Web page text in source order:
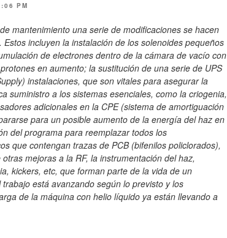
PM
mantenimiento una serie de modificaciones se hacen
incluyen la instalación de los solenoides pequeños
de electrones dentro de la cámara de vacío con
en aumento; la sustitución de una serie de UPS
instalaciones, que son vitales para asegurar la
suministro a los sistemas esenciales, como la criogenia,
adicionales en la CPE (sistema de amortiguación
para un posible aumento de la energía del haz en
del programa para reemplazar todos los
que contengan trazas de PCB (bifenilos policlorados),
mejoras a la RF, la instrumentación del haz,
kickers, etc, que forman parte de la vida de un
está avanzando según lo previsto y los
de la máquina con helio líquido ya están llevando a